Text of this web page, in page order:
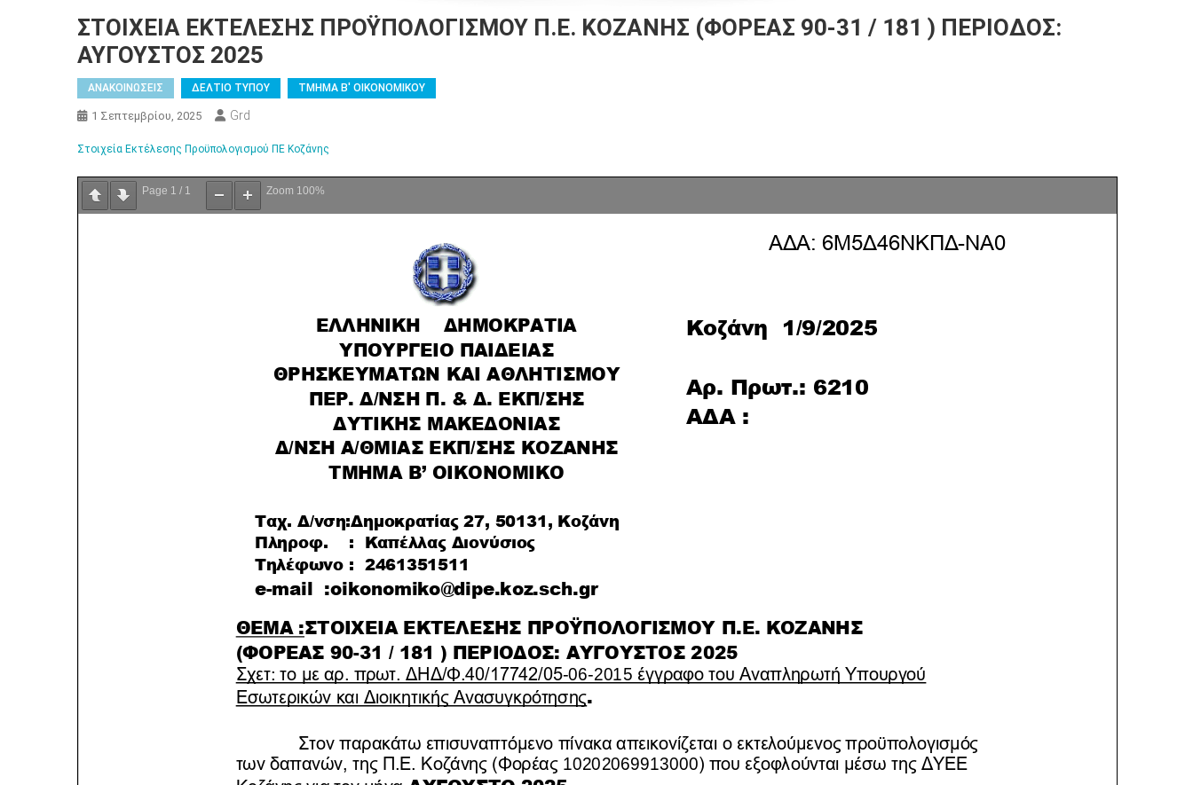
ΣΤΟΙΧΕΙΑ ΕΚΤΕΛΕΣΗΣ ΠΡΟΫΠΟΛΟΓΙΣΜΟΥ Π.Ε. ΚΟΖΑΝΗΣ (ΦΟΡΕΑΣ 90-31 / 181 ) ΠΕΡΙΟΔΟΣ:
ΑΥΓΟΥΣΤΟΣ 2025
ΑΝΑΚΟΙΝΩΣΕΙΣ ΔΕΛΤΙΟ ΤΥΠΟΥ ΤΜΗΜΑ Β' ΟΙΚΟΝΟΜΙΚΟΥ
1 Σεπτεμβρίου, 2025 Grd
Στοιχεία Εκτέλεσης Προϋπολογισμού ΠΕ Κοζάνης
Page 1 / 1 Zoom 100%